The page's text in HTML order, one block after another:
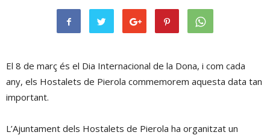
El 8 de març és el Dia Internacional de la Dona, i com cada
any, els Hostalets de Pierola commemorem aquesta data tan
important.
L’Ajuntament dels Hostalets de Pierola ha organitzat un